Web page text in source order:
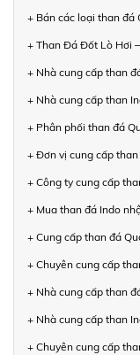
+ Bán các loại than đá
+ Than Đá Đốt Lò Hơi
+ Nhà cung cấp than
+ Nhà cung cấp than
+ Phân phối than đá
+ Đơn vị cung cấp
+ Công ty cung cấp
+ Mua than đá Indo
+ Cung cấp than đá
+ Chuyên cung cấp
+ Nhà cung cấp than
+ Nhà cung cấp than
+ Chuyên cung cấp